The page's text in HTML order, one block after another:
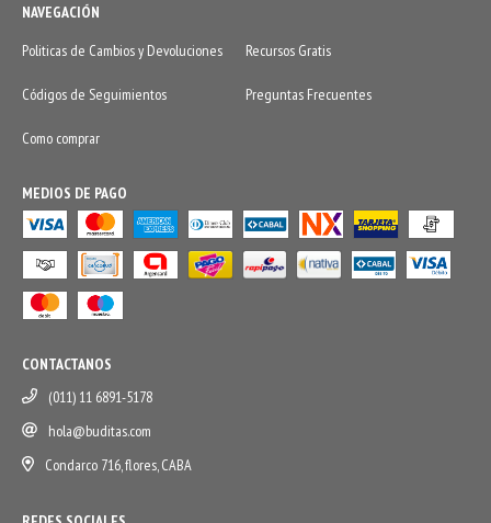
NAVEGACIÓN
Politicas de Cambios y Devoluciones
Recursos Gratis
Códigos de Seguimientos Preguntas Frecuentes
Como comprar
MEDIOS DE PAGO
CONTACTANOS
(011) 11 6891-5178
hola@buditas.com
Condarco 716, flores, CABA